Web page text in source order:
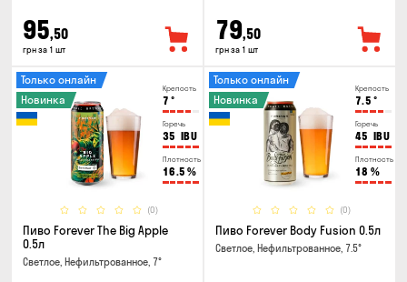
95,50
грн за 1 шт
79,50
грн за 1 шт
Крепость
7 °
Горечь
35 IBU
Плотность
16.5 %
(0)
Только онлайн
Новинка
Пиво Forever The Big Apple
0.5л
Светлое, Нефильтрованное, 7°
Крепость
7.5 °
Горечь
45 IBU
Плотность
18 %
(0)
Только онлайн
Новинка
Пиво Forever Body Fusion 0.5л
Светлое, Нефильтрованное, 7.5°